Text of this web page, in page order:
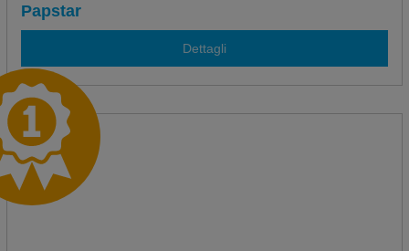
Papstar
Dettagli